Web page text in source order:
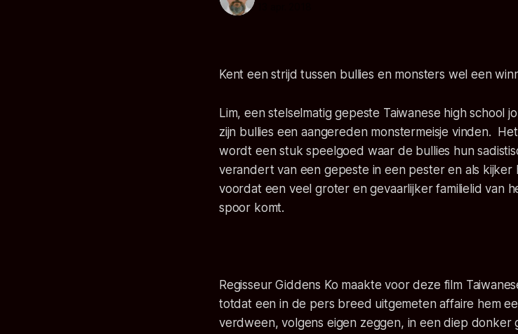
Kent een strijd tussen bullies en monsters wel een
Lim, een stelselmatig gepeste Taiwanese high school
zijn bullies een aangereden monstermeisje vinden.
wordt een stuk speelgoed waar de bullies hun
verandert van een gepeste in een pester en als
voordat een veel groter en gevaarlijker familielid van
spoor komt.
Regisseur Giddens Ko maakte voor deze film
totdat een in de pers breed uitgemeten affaire hem
verdween, volgens eigen zeggen, in een diep donker